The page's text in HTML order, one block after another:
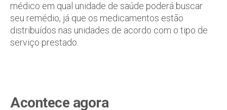
médico em qual unidade de saúde poderá buscar
seu remédio, já que os medicamentos estão
distribuídos nas unidades de acordo com o tipo de
serviço prestado.
Acontece agora